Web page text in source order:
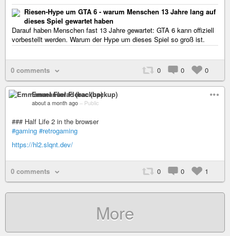
Riesen-Hype um GTA 6 - warum Menschen 13 Jahre lang auf
dieses Spiel gewartet haben
Darauf haben Menschen fast 13 Jahre gewartet: GTA 6 kann offiziell
vorbestellt werden. Warum der Hype um dieses Spiel so groß ist.
0 comments 0 0 0
Emmanuel Florac (backup)
about a month ago – Public
### Half Life 2 in the browser
#gaming #retrogaming
https://hl2.slqnt.dev/
0 comments 0 0 1
More